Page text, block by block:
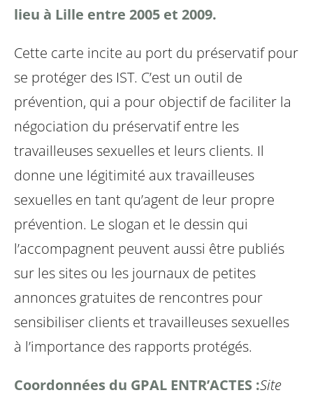
lieu à Lille entre 2005 et 2009.
Cette carte incite au port du préservatif pour
se protéger des IST. C’est un outil de
prévention, qui a pour objectif de faciliter la
négociation du préservatif entre les
travailleuses sexuelles et leurs clients. Il
donne une légitimité aux travailleuses
sexuelles en tant qu’agent de leur propre
prévention. Le slogan et le dessin qui
l’accompagnent peuvent aussi être publiés
sur les sites ou les journaux de petites
annonces gratuites de rencontres pour
sensibiliser clients et travailleuses sexuelles
à l’importance des rapports protégés.
Coordonnées du GPAL ENTR’ACTES :Site